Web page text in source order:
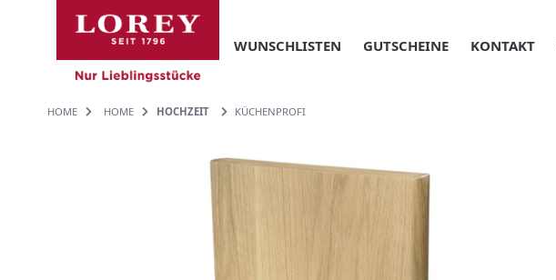
WUNSCHLISTEN GUTSCHEINE KONTAKT
HOME HOME HOCHZEIT KÜCHENPROFI